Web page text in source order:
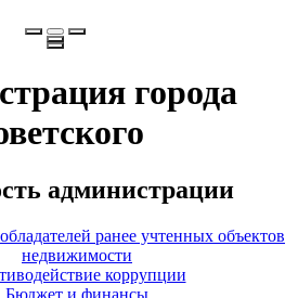
города
администрации
ранее учтенных объектов
недвижимости
коррупции
Бюджет и финансы